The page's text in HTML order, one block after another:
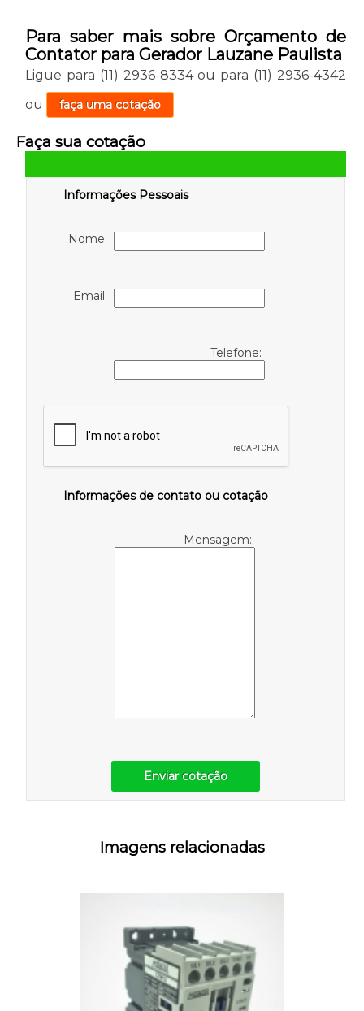
Para saber mais sobre Orçamento de
Contator para Gerador Lauzane Paulista
Ligue para (11) 2936-8334ou para (11) 2936-4342
ou
faça uma cotação
Faça sua cotação
Informações Pessoais
Nome:
Email:
Telefone:
Informações de contato ou cotação
Mensagem:
Enviar cotação
Imagens relacionadas